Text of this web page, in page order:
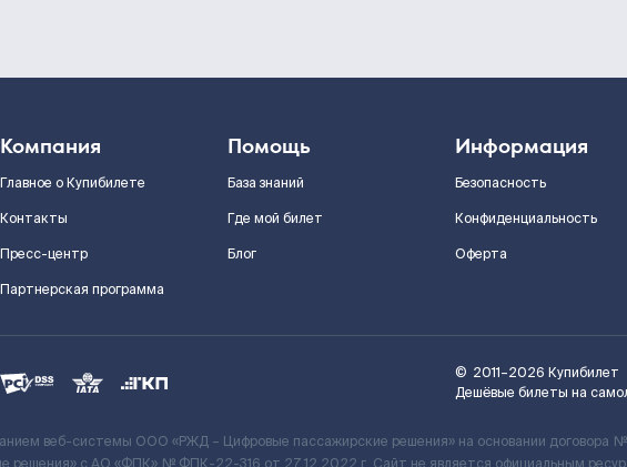
Компания
Главное о Купибилете
Контакты
Пресс-центр
Партнерская программа
Помощь
База знаний
Где мой билет
Блог
Информация
Безопасность
Конфиденциальность
Оферта
© 2011–2026 Купибилет
Дешёвые билеты на
веб-системы ООО «РЖД – Цифровые пассажирские решения» на основании